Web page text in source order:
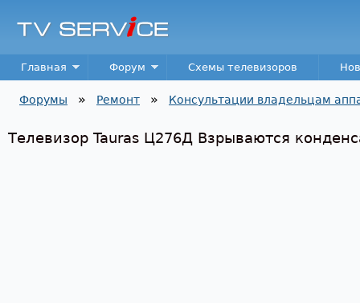
TV
Service
Main menu
Главная Форум Схемы телевизоров
Форумы » Ремонт » Консультации владельцам
Телевизор Tauras Ц276Д Взрываются